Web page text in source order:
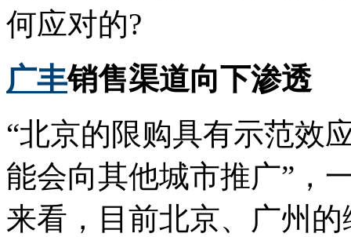
何应对的?
广丰销售渠道向下渗透
“北京的限购具有示范效
能会向其他城市推广”，
来看，目前北京、广州